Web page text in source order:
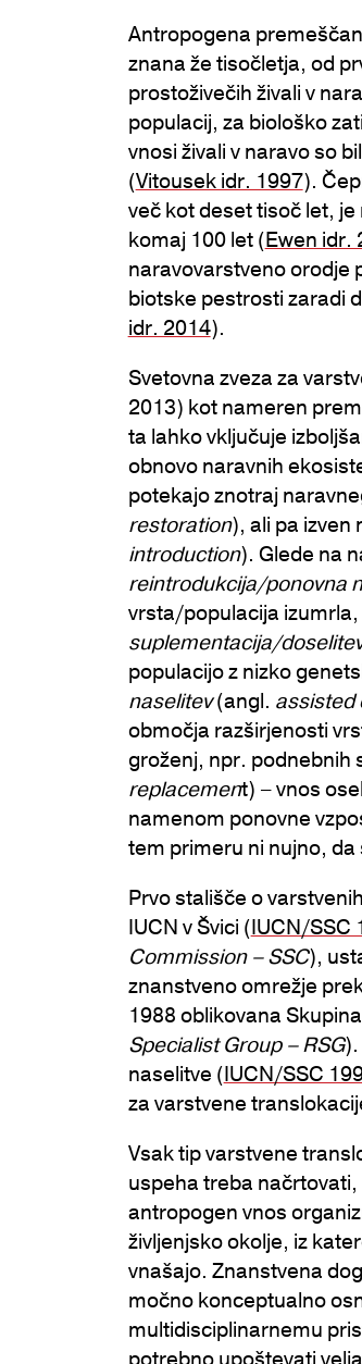
Antropogena
znana že tisočletja, od
prostoživečih živali v
populacij, za biološko
vnosi živali v naravo so
(Vitousek idr. 1997).
več kot deset tisoč let,
komaj 100 let (Ewen idr.
naravovarstveno orodje
biotske pestrosti zaradi
idr. 2014).
Svetovna zveza za
2013) kot nameren
ta lahko vključuje
obnovo naravnih
potekajo znotraj
restoration), ali pa izven
introduction). Glede na
reintrodukcija/ponovna
vrsta/populacija
suplementacija/
populacijo z nizko
naselitev(angl. assisted
območja razširjenosti
groženj, npr. podnebnih
replacement) – vnos
namenom ponovne
tem primeru ni nujno,
Prvo stališče o
IUCN v Švici (IUCN/SSC
Commission – SSC),
znanstveno omrežje
1988 oblikovana
Specialist Group – RSG).
naselitve (IUCN/SSC
za varstvene
Vsak tip varstvene
uspeha treba
antropogen vnos
življenjsko okolje, iz
vnašajo. Znanstvena
močno konceptualno
multidisciplinarnemu